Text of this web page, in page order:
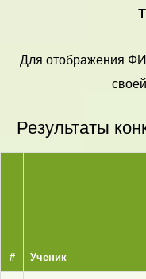
Для отображения
Результаты
# Ученик